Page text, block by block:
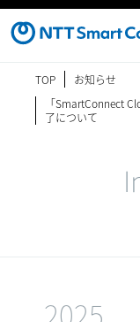
TOP
お知らせ
「SmartConnect
了について